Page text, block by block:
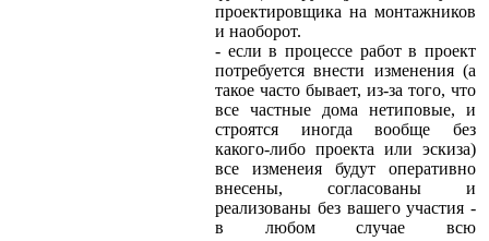
проектировщика на монтажников
и наоборот.
- если в процессе работ в проект
потребуется внести изменения (а
такое часто бывает, из-за того, что
все частные дома нетиповые, и
строятся иногда вообще без
какого-либо проекта или эскиза)
все изменеия будут оперативно
внесены, согласованы и
реализованы без вашего участия -
в любом случае всю